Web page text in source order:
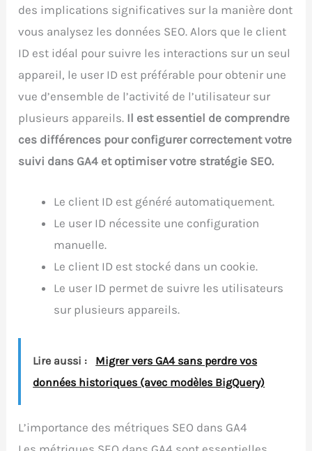
des implications significatives sur la manière dont
vous analysez les données SEO. Alors que le client
ID est idéal pour suivre les interactions sur un seul
appareil, le user ID est préférable pour obtenir une
vue d’ensemble de l’activité de l’utilisateur sur
plusieurs appareils. Il est essentiel de comprendre
ces différences pour configurer correctement votre
suivi dans GA4 et optimiser votre stratégie SEO.
Le client ID est généré automatiquement.
Le user ID nécessite une configuration
manuelle.
Le client ID est stocké dans un cookie.
Le user ID permet de suivre les utilisateurs
sur plusieurs appareils.
Lire aussi :
Migrer vers GA4 sans perdre vos
données historiques (avec modèles BigQuery)
L’importance des métriques SEO dans GA4